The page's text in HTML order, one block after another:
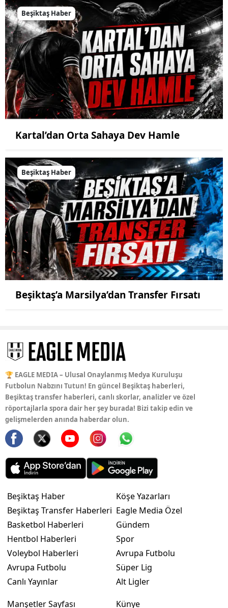
Beşiktaş Haber
Kartal’dan Orta Sahaya Dev Hamle
Beşiktaş Haber
Beşiktaş’a Marsilya’dan Transfer Fırsatı
🏆 EAGLE MEDIA – Ulusal Onaylanmış Medya Kuruluşu
Futbolun Nabzını Tutun! En güncel Beşiktaş haberleri,
Beşiktaş transfer haberleri, canlı skorlar, analizler ve özel
röportajlarla spora dair her şey burada! Bizi takip edin ve
gelişmelerden anında haberdar olun.
Beşiktaş Haber
Beşiktaş Transfer Haberleri
Basketbol Haberleri
Hentbol Haberleri
Voleybol Haberleri
Avrupa Futbolu
Canlı Yayınlar
Köşe Yazarları
Eagle Media Özel
Gündem
Spor
Avrupa Futbolu
Süper Lig
Alt Ligler
Manşetler Sayfası
Künye